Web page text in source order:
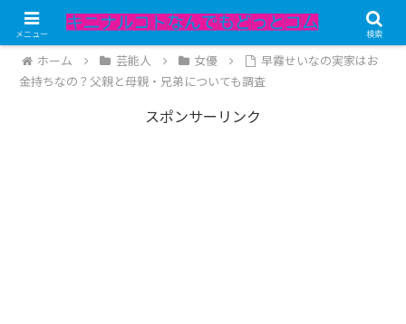
記事内にPRが含まれています。
ホーム 芸能人 女優
早霧せいなの実家はお
金持ちなの？父親と母親・兄弟についても調査
スポンサーリンク
メニュー 検索